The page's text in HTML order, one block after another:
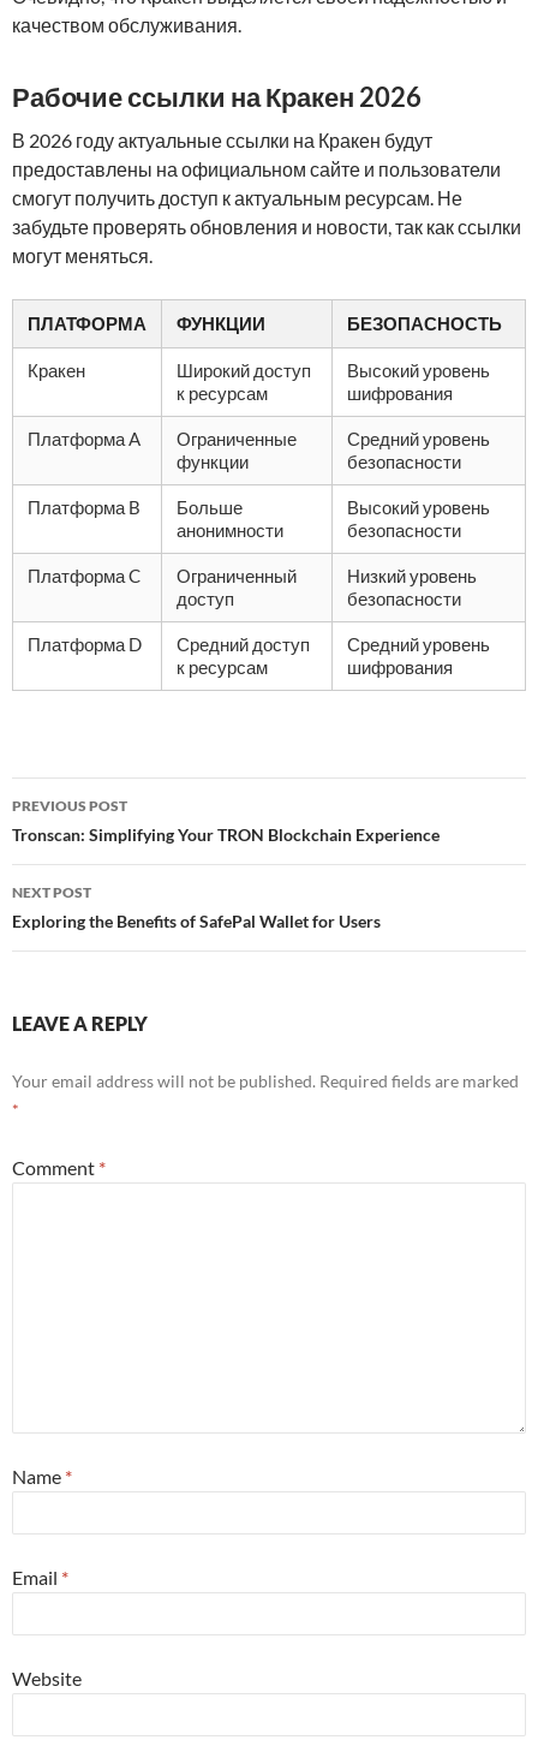
качеством обслуживания.
Рабочие ссылки на Кракен 2026
В 2026 году актуальные ссылки на Кракен будут
предоставлены на официальном сайте и пользователи
смогут получить доступ к актуальным ресурсам. Не
забудьте проверять обновления и новости, так как ссылки
могут меняться.
ПЛАТФОРМА ФУНКЦИИ БЕЗОПАСНОСТЬ
Кракен
Широкий доступ
к ресурсам
Высокий уровень
шифрования
Платформа A
Ограниченные
функции
Средний уровень
безопасности
Платформа B
Больше
анонимности
Высокий уровень
безопасности
Платформа C
Ограниченный
доступ
Низкий уровень
безопасности
Платформа D
Средний доступ
к ресурсам
Средний уровень
шифрования
Post
navigation
PREVIOUS POST
Tronscan: Simplifying Your TRON Blockchain Experience
NEXT POST
Exploring the Benefits of SafePal Wallet for Users
LEAVE A REPLY
Your email address will not be published. Required fields are marked
*
Comment *
Name *
Email *
Website